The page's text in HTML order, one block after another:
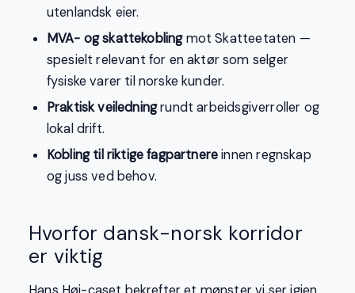
utenlandsk eier.
MVA- og skattekoblingmot Skatteetaten —
spesielt relevant for en aktør som selger
fysiske varer til norske kunder.
Praktisk veiledningrundt arbeidsgiverroller og
lokal drift.
Kobling til riktige fagpartnereinnen regnskap
og juss ved behov.
Hvorfor dansk-norsk korridor
er viktig